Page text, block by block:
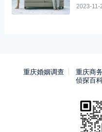
2023-11-
重庆婚姻调查 重庆商
侦探百